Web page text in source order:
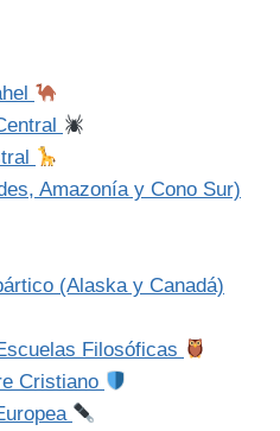
Amazonía y Cono Sur)
(Alaska y Canadá)
Filosóficas
Cristiano